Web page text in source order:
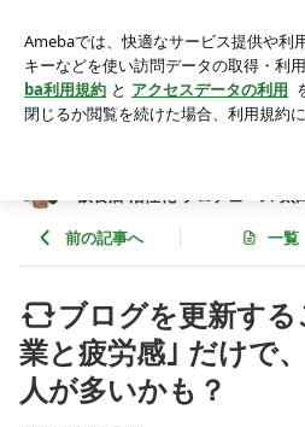
足してる人が多いかも？ | フード
サルタント 飲食店 活性化 プロデ
ファインド ブログ
アプリをダウンロードして ブログの更
ょう。
飲食店 活性化 プロデュース 太
前の記事へ 一覧
ブログを更新す
業と疲労感｣ だけで
人が多いかも？